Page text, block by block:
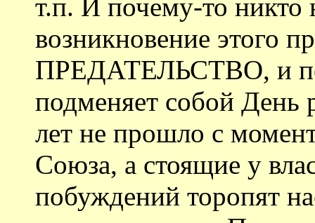
т.п. И почему-то никто
возникновение этого
ПРЕДАТЕЛЬСТВО, и
подменяет собой День
лет не прошло с
Союза, а стоящие у
побуждений торопят